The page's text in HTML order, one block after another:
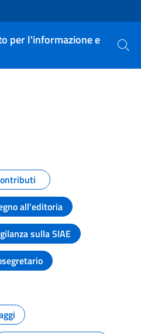
per l'informazione e
Cerca
della pagina
all'editoria
sulla SIAE